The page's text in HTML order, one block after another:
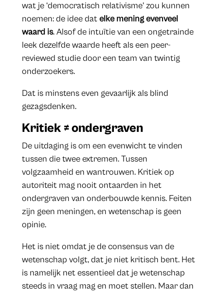
wat je ‘democratisch relativisme’ zou kunnen
noemen: de idee datelke mening evenveel
waard is. Alsof de intuïtie van een ongetrainde
leek dezelfde waarde heeft als een peer-
reviewed studie door een team van twintig
onderzoekers.
Dat is minstens even gevaarlijk als blind
gezagsdenken.
Kritiek ≠ ondergraven
De uitdaging is om een evenwicht te vinden
tussen die twee extremen. Tussen
volgzaamheid en wantrouwen. Kritiek op
autoriteit mag nooit ontaarden in het
ondergraven van onderbouwde kennis. Feiten
zijn geen meningen, en wetenschap is geen
opinie.
Het is niet omdat je de consensus van de
wetenschap volgt, dat je niet kritisch bent. Het
is namelijk net essentieel dat je wetenschap
steeds in vraag mag en moet stellen. Maar dan